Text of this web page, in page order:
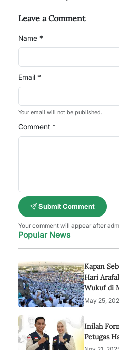
Leave a Comment
Name *
Email *
Your email will not be published.
Comment *
Submit Comment
Your comment will appear after
Popular News
Kapan
Hari
Wukuf di
May 25,
Inilah
Petugas